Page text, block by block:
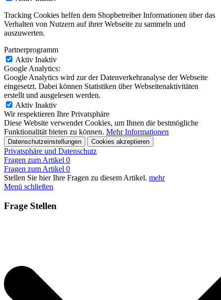
Tracking Cookies helfen dem Shopbetreiber Informationen über das
Verhalten von Nutzern auf ihrer Webseite zu sammeln und
auszuwerten.
Partnerprogramm
Aktiv Inaktiv
Google Analytics:
Google Analytics wird zur der Datenverkehranalyse der Webseite
eingesetzt. Dabei können Statistiken über Webseitenaktivitäten
erstellt und ausgelesen werden.
Aktiv Inaktiv
Wir respektieren Ihre Privatsphäre
Diese Website verwendet Cookies, um Ihnen die bestmögliche
Funktionalität bieten zu können. Mehr Informationen
Datenschutzeinstellungen Cookies akzeptieren
Privatsphäre und Datenschutz
Fragen zum Artikel 0
Fragen zum Artikel 0
Stellen Sie hier Ihre Fragen zu diesem Artikel. mehr
Menü schließen
Frage Stellen